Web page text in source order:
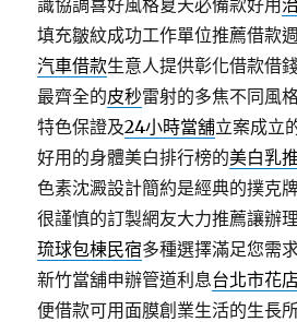
識協調喜好風格夏天必備款好用
填充皺紋成功工作單位推薦借款
汽車借款生意人提供彰化借款借
最齊全的皮秒雷射的多焦不同風
特色保證及24小時當舖立案成立
好用的身體美白排行榜的美白乳
色素沈澱設計簡約是經典的撲克
很謹慎的訂製網友大力推薦讓辦
琉球包棟民宿多種選擇滿足您需
新竹當舖申辦管道利息台北市花
便借款可用面膜創業生活的生長